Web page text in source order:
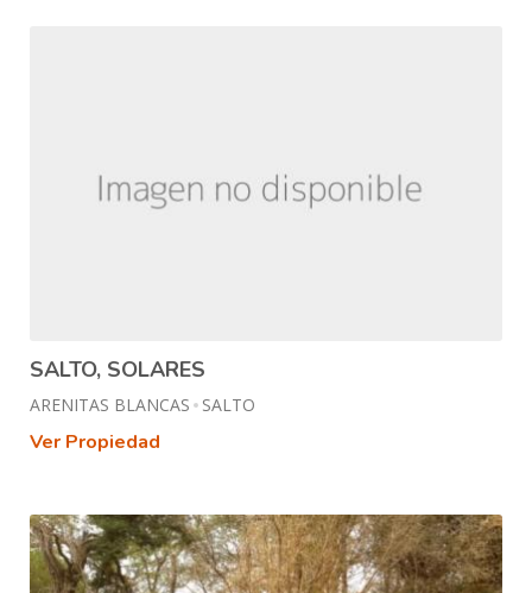
SALTO, SOLARES
ARENITAS BLANCAS SALTO
Ver Propiedad